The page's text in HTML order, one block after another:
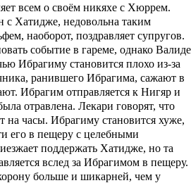
всем о своём никяхе с Хюррем.
с Хатидже, недовольна таким
наоборот, поздравляет супругов.
событие в гареме, однако Валиде
Ибрагиму становится плохо из-за
ранившего Ибрагима, сажают в
Ибрагим отправляется к Нигяр и
отравлена. Лекари говорят, что
на часы. Ибрагиму становится хуже,
его в пещеру с целебными
поддержать Хатидже, но та
вслед за Ибрагимом в пещеру.
больше и шикарней, чем у